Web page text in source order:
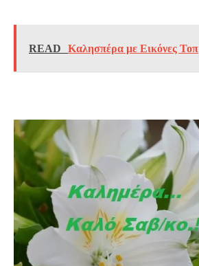
READ Καλησπέρα με Εικόνες Τοπ